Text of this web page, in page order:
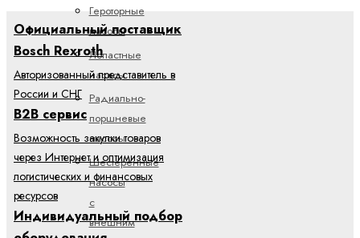
Героторные
насосы
Лопастные
насосы
Радиально-
поршневые
насосы
Шестеренные
насосы
с
внешним
Официальный поставщик
Bosch Rexroth
Авторизованный представитель в
России и СНГ
B2B сервис
Возможность закупки товаров
через Интернет и оптимизация
логистических и финансовых
ресурсов
Индивидуальный подбор